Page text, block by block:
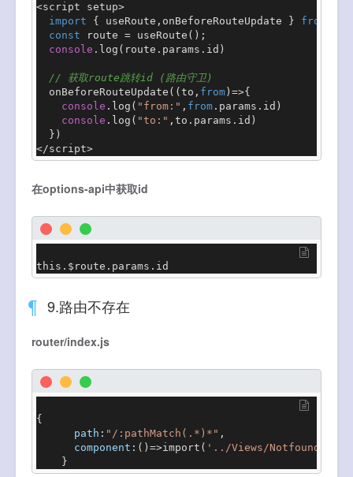
<script setup>
import { useRoute,onBeforeRouteUpdate } from
const route = useRoute ();
console . log (route. params . id )
// 获取route跳转id (路由守卫)
onBeforeRouteUpdate ( ( to, from )=>{
console . log ( "from:" , from . params . id )
console . log ( "to:" ,to. params . id )
  })
</script>
在options-api中获取id
this.$route.params.id
9.路由不存在
router/index.js
{
path : "/:pathMatch(.*)*" ,
component : ()=>import ( '../Views/Notfound.vue'
    }